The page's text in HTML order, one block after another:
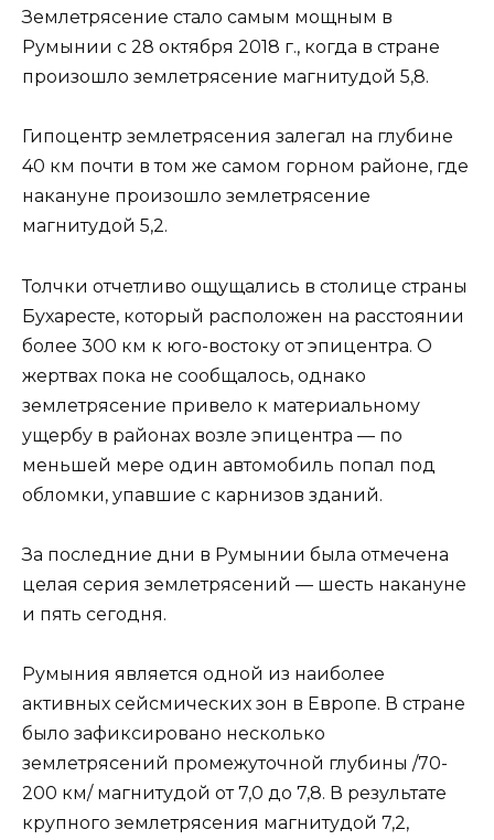
Землетрясение стало самым мощным в
Румынии с 28 октября 2018 г., когда в стране
произошло землетрясение магнитудой 5,8.
Гипоцентр землетрясения залегал на глубине
40 км почти в том же самом горном районе, где
накануне произошло землетрясение
магнитудой 5,2.
Толчки отчетливо ощущались в столице страны
Бухаресте, который расположен на расстоянии
более 300 км к юго-востоку от эпицентра. О
жертвах пока не сообщалось, однако
землетрясение привело к материальному
ущербу в районах возле эпицентра — по
меньшей мере один автомобиль попал под
обломки, упавшие с карнизов зданий.
За последние дни в Румынии была отмечена
целая серия землетрясений — шесть накануне
и пять сегодня.
Румыния является одной из наиболее
активных сейсмических зон в Европе. В стране
было зафиксировано несколько
землетрясений промежуточной глубины /70-
200 км/ магнитудой от 7,0 до 7,8. В результате
крупного землетрясения магнитудой 7,2,